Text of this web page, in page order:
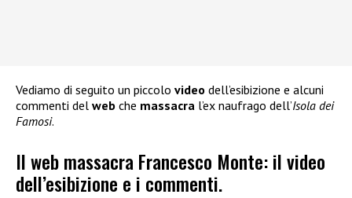
Vediamo di seguito un piccolo video dell’esibizione e alcuni
commenti del web che massacra l’ex naufrago dell’Isola dei
Famosi.
Il web massacra Francesco Monte: il video
dell’esibizione e i commenti.